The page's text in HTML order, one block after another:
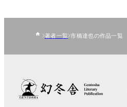
著者一覧 市橋達也の作品一覧